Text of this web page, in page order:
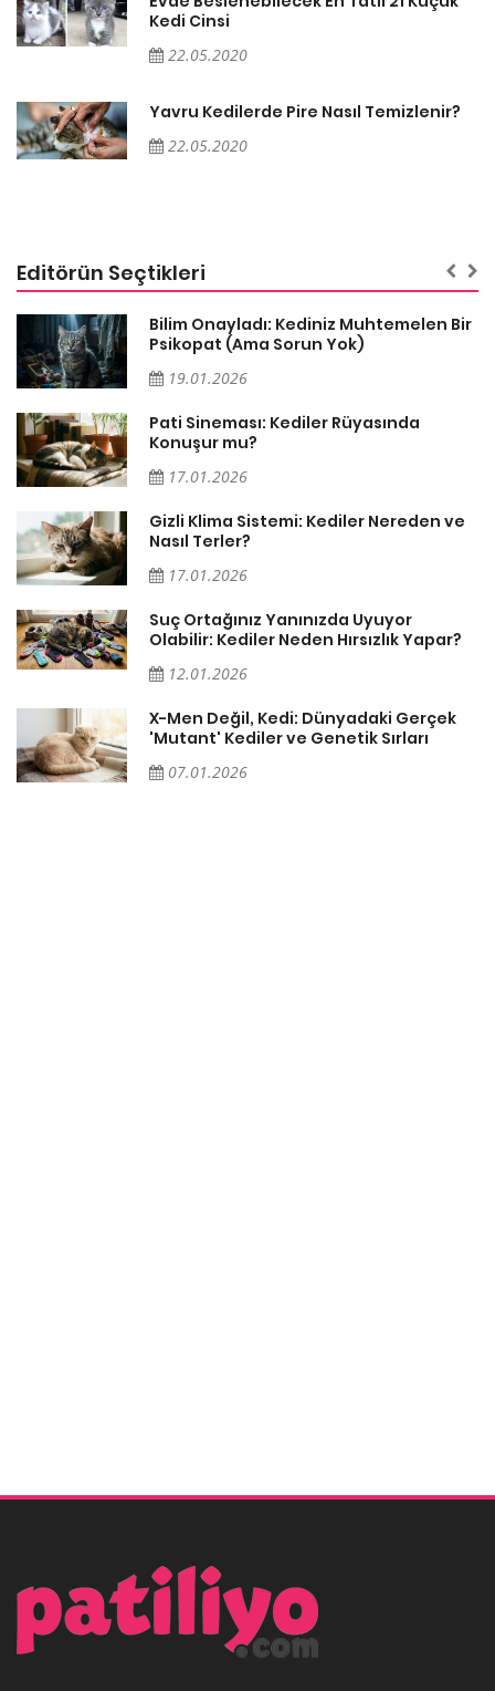
Kedi Cinsi
22.05.2020
Yavru Kedilerde Pire Nasıl Temizlenir?
22.05.2020
Editörün Seçtikleri
Bilim Onayladı: Kediniz Muhtemelen Bir
Psikopat (Ama Sorun Yok)
19.01.2026
Pati Sineması: Kediler Rüyasında
Konuşur mu?
17.01.2026
Gizli Klima Sistemi: Kediler Nereden ve
Nasıl Terler?
17.01.2026
Suç Ortağınız Yanınızda Uyuyor
Olabilir: Kediler Neden Hırsızlık Yapar?
12.01.2026
X-Men Değil, Kedi: Dünyadaki Gerçek
'Mutant' Kediler ve Genetik Sırları
07.01.2026